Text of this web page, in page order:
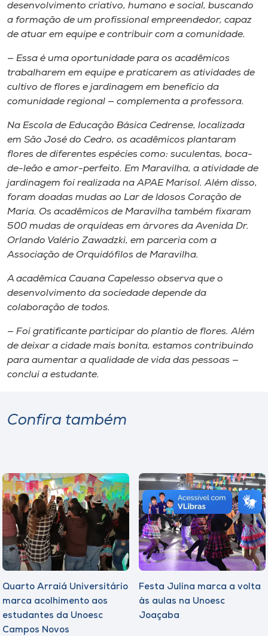
A+
A-
desenvolvimento criativo, humano e social, buscando
a formação de um profissional empreendedor, capaz
de atuar em equipe e contribuir com a comunidade.
— Essa é uma oportunidade para os acadêmicos
trabalharem em equipe e praticarem as atividades de
cultivo de flores e jardinagem em benefício da
comunidade regional — complementa a professora.
Na Escola de Educação Básica Cedrense, localizada
em São José do Cedro, os acadêmicos plantaram
flores de diferentes espécies como: suculentas, boca-
de-leão e amor-perfeito. Em Maravilha, a atividade de
jardinagem foi realizada na APAE Marisol. Além disso,
foram doadas mudas ao Lar de Idosos Coração de
Maria. Os acadêmicos de Maravilha também fixaram
500 mudas de orquídeas em árvores da Avenida Dr.
Orlando Valério Zawadzki, em parceria com a
Associação de Orquidófilos de Maravilha.
A acadêmica Cauana Capelesso observa que o
desenvolvimento da sociedade depende da
colaboração de todos.
— Foi gratificante participar do plantio de flores. Além
de deixar a cidade mais bonita, estamos contribuindo
para aumentar a qualidade de vida das pessoas —
conclui a estudante.
Confira também
Quarto Arraiá Universitário
marca acolhimento aos
estudantes da Unoesc
Campos Novos
Festa Julina marca a volta
às aulas na Unoesc
Joaçaba